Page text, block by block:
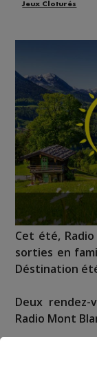
Jeux Cloturés
Cet été,
sorties en
Déstination
Deux
Radio Mont